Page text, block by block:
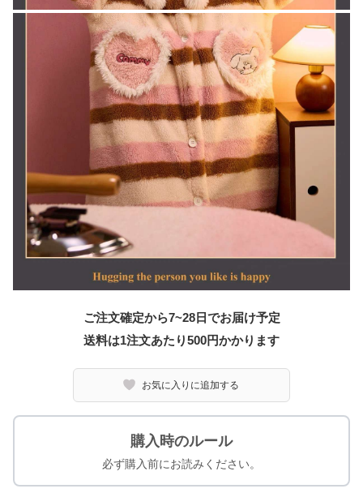
ご注文確定から7~28日でお届け予定
送料は1注文あたり500円かかります
お気に入りに追加する
購入時のルール
必ず購入前にお読みください。